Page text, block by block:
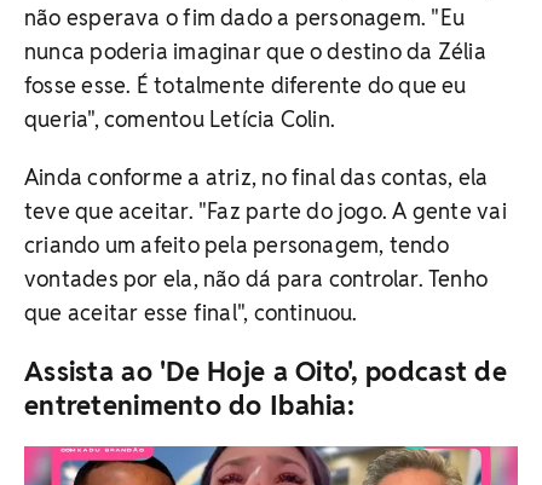
não esperava o fim dado a personagem. "Eu
nunca poderia imaginar que o destino da Zélia
fosse esse. É totalmente diferente do que eu
queria", comentou Letícia Colin.
Ainda conforme a atriz, no final das contas, ela
teve que aceitar. "Faz parte do jogo. A gente vai
criando um afeito pela personagem, tendo
vontades por ela, não dá para controlar. Tenho
que aceitar esse final", continuou.
Assista ao 'De Hoje a Oito', podcast de
entretenimento do Ibahia: